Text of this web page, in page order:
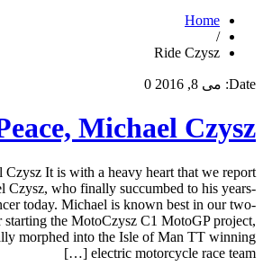
Home
/
Ride Czysz
Date: می 8, 2016 0
Michael Czysz
Czysz It is with a heavy heart that we report
Czysz, who finally succumbed to his years-
today. Michael is known best in our two-
starting the MotoCzysz C1 MotoGP project,
morphed into the Isle of Man TT winning
electric motorcycle race team […]